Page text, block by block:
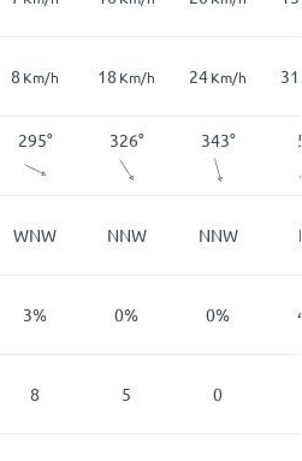
8 Km/h 18 Km/h 24Km/h 31
295° 326° 343°
WNW NNW NNW
3% 0% 0%
8 5 0